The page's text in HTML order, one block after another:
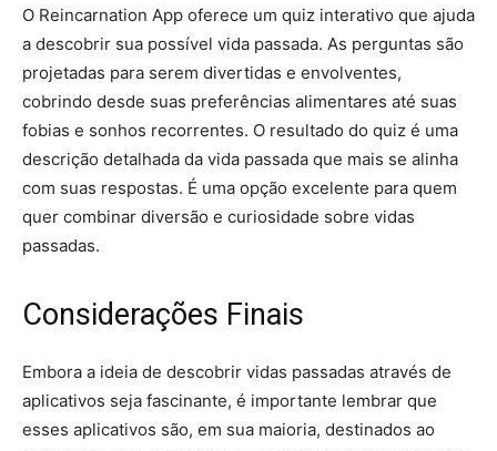
O Reincarnation App oferece um quiz interativo que ajuda
a descobrir sua possível vida passada. As perguntas são
projetadas para serem divertidas e envolventes,
cobrindo desde suas preferências alimentares até suas
fobias e sonhos recorrentes. O resultado do quiz é uma
descrição detalhada da vida passada que mais se alinha
com suas respostas. É uma opção excelente para quem
quer combinar diversão e curiosidade sobre vidas
passadas.
Considerações Finais
Embora a ideia de descobrir vidas passadas através de
aplicativos seja fascinante, é importante lembrar que
esses aplicativos são, em sua maioria, destinados ao